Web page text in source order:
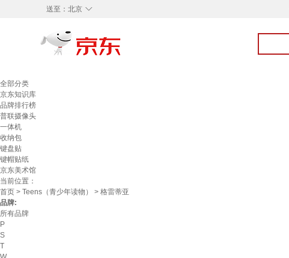
◇
送至： 北京
全部分类
京东知识库
品牌排行榜
普联摄像头
一体机
收纳包
键盘贴
键帽贴纸
京东美术馆
当前位置：
首页 > Teens（青少年读物）
> 格雷蒂亚
品牌:
所有品牌
P
S
T